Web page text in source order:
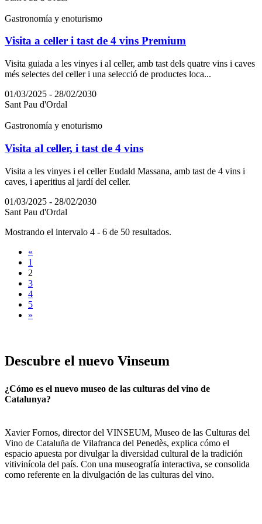
Gastronomía y enoturismo
Visita a celler i tast de 4 vins Premium
Visita guiada a les vinyes i al celler, amb tast dels quatre vins i caves
més selectes del celler i una selecció de productes loca...
01/03/2025 - 28/02/2030
Sant Pau d'Ordal
Gastronomía y enoturismo
Visita al celler, i tast de 4 vins
Visita a les vinyes i el celler Eudald Massana, amb tast de 4 vins i
caves, i aperitius al jardí del celler.
01/03/2025 - 28/02/2030
Sant Pau d'Ordal
Mostrando el intervalo 4 - 6 de 50 resultados.
«
1
2
3
4
5
»
Descubre el nuevo Vinseum
¿Cómo es el nuevo museo de las culturas del vino de
Catalunya?
Xavier Fornos, director del VINSEUM, Museo de las Culturas del
Vino de Cataluña de Vilafranca del Penedès, explica cómo el
espacio apuesta por divulgar la diversidad cultural de la tradición
vitivinícola del país. Con una museografía interactiva, se consolida
como referente en la divulgación de las culturas del vino.